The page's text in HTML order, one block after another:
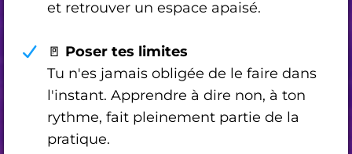
et retrouver un espace apaisé.
🚪 Poser tes limites
Tu n'es jamais obligée de le faire dans
l'instant. Apprendre à dire non, à ton
rythme, fait pleinement partie de la
pratique.